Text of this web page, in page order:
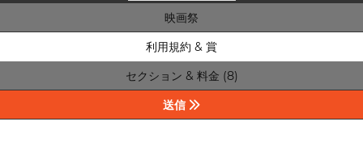
映画祭
利用規約 & 賞
セクション & 料金 (8)
送信